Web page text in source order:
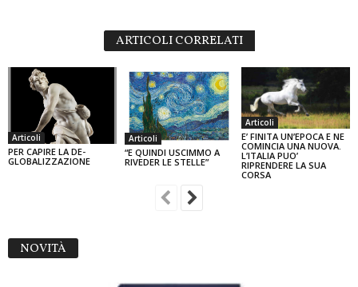
ARTICOLI CORRELATI
Articoli
PER CAPIRE LA DE-
GLOBALIZZAZIONE
Articoli
“E QUINDI USCIMMO A
RIVEDER LE STELLE”
Articoli
E’ FINITA UN’EPOCA E NE
COMINCIA UNA NUOVA.
L’ITALIA PUO’
RIPRENDERE LA SUA
CORSA
NOVITÀ